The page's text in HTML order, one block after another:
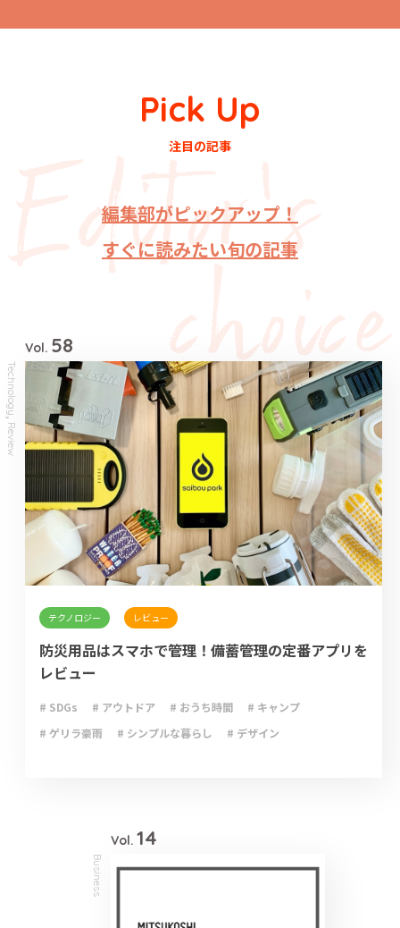
Pick Up
注目の記事
編集部がピックアップ！
すぐに読みたい旬の記事
Technology
,
Review
Vol. 58
テクノロジー レビュー
防災用品はスマホで管理！備蓄管理の定番アプリを
レビュー
# SDGs # アウトドア # おうち時間
# キャンプ
# ゲリラ豪雨
# シンプルな暮らし
# デザイン
Business
Vol. 14